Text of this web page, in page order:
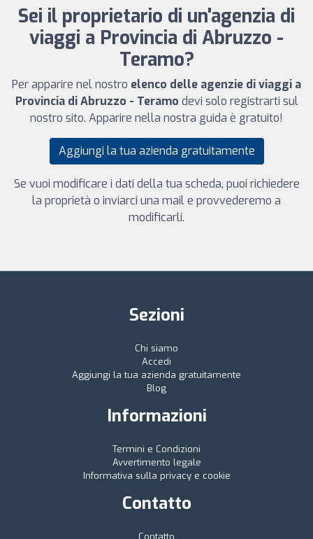
Sei il proprietario di un'agenzia di
viaggi a Provincia di Abruzzo -
Teramo?
Per apparire nel nostro elenco delle agenzie di viaggi a
Provincia di Abruzzo - Teramo devi solo registrarti sul
nostro sito. Apparire nella nostra guida è gratuito!
Aggiungi la tua azienda gratuitamente
Se vuoi modificare i dati della tua scheda, puoi richiedere
la proprietà o inviarci una mail e provvederemo a
modificarli.
Sezioni
Chi siamo
Accedi
Aggiungi la tua azienda gratuitamente
Blog
Informazioni
Termini e Condizioni
Avvertimento legale
Informativa sulla privacy e cookie
Contatto
Contatto